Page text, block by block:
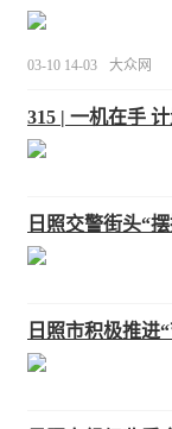
大会举办！
03-10 14-03 大众网
315 | 一机在手
日照交警街头“
日照市积极推进